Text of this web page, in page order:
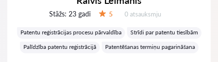
Stāžs: 23 gadi 5 Atsauksmes:
0 atsauksmju
Patentu reģistrācijas procesu pārvaldība
Strīdi par patentu tiesībām
Palīdzība patentu reģistrācijā
Patentēšanas termiņu pagarināšana